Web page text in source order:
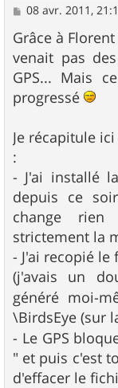
M
s
s
a
g
e
08 avr. 2011,
Grâce à
venait pas
GPS... Mais
progressé
Je récapitule
:
- J'ai installé
depuis ce
change
strictement la
- J'ai recopié le
(j'avais un
généré moi-
\BirdsEye (sur
- Le GPS
" et puis c'est
d'effacer le